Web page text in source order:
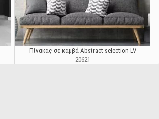
Πίνακας σε καμβά Abstract selection LV
20621